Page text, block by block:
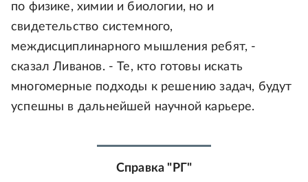
по физике, химии и биологии, но и
свидетельство системного,
междисциплинарного мышления ребят, -
сказал Ливанов. - Те, кто готовы искать
многомерные подходы к решению задач, будут
успешны в дальнейшей научной карьере.
Справка "РГ"